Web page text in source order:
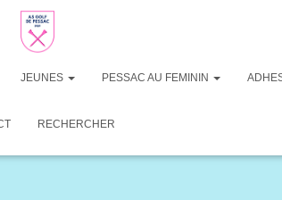
depuis l'aire de départ jusque dans le trou
Un joueur ne doit pas (i) agir avec
autorisée ou expressément interdite
à la Règle 1-2.
JEUNES PESSAC AU FEMININ
RECHERCHER